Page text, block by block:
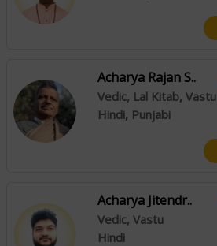
Acharya Rajan S..
Vedic, Lal Kitab, Vastu
Hindi, Punjabi
Acharya Jitendr..
Vedic, Vastu
Hindi